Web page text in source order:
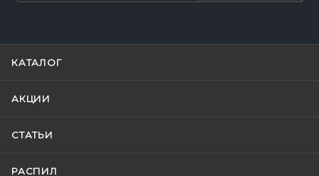
КАТАЛОГ
АКЦИИ
СТАТЬИ
РАСПИЛ